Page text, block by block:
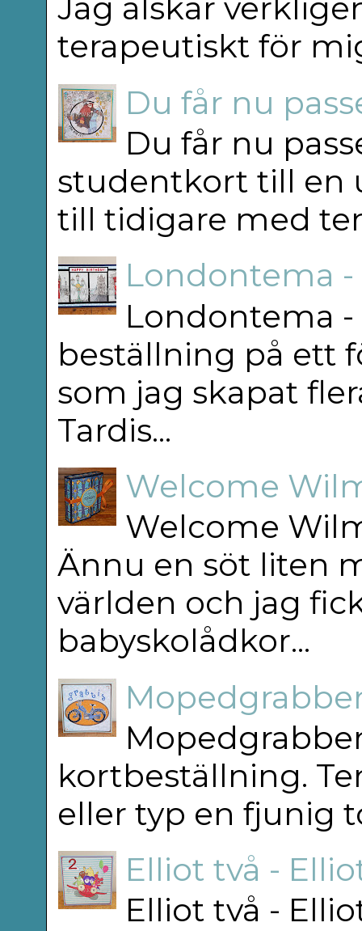
Jag älskar
terapeutiskt för
Du får nu
Du får nu
studentkort till en
till tidigare med
Londontema
Londontema
beställning på ett
som jag skapat
Tardis...
Welcome
Welcome
Ännu en söt liten
världen och jag
babyskolådkor...
kortbeställning.
eller typ en fjunig
Elliot två -
Elliot två -